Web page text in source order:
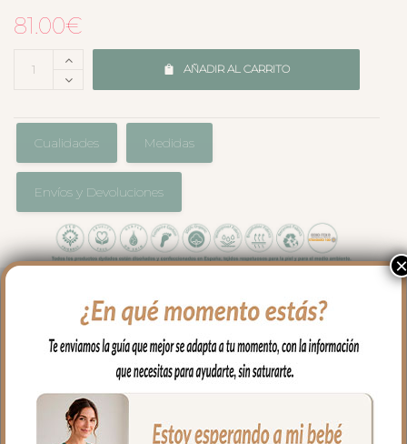
81.00€
AÑADIR AL CARRITO
Cualidades Medidas
Envíos y Devoluciones
La colcha que va por encima del capazo,
los bordes en lateral, es una colcha
amplia; lacitos en las esquinas para
ajustar a la forma del capazo. En tejido
piqué de algodón con jaretas en y
×